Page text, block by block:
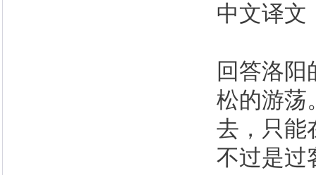
中文译文
回答洛
松的游荡
去，只能
不过是过